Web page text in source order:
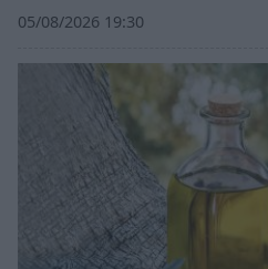
05/08/2026 19:30